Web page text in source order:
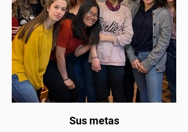
Sus metas